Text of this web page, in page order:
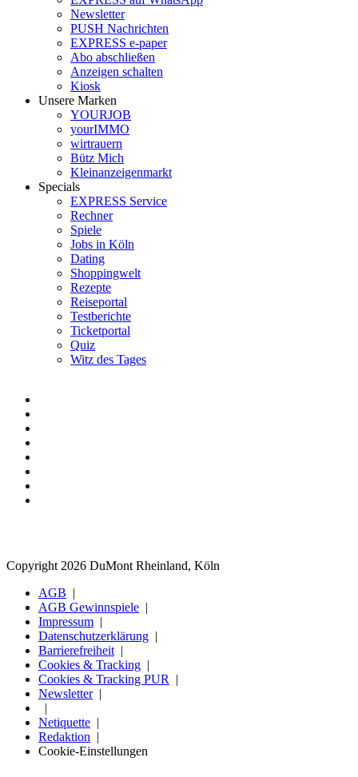
Newsletter
PUSH Nachrichten
EXPRESS e-paper
Abo abschließen
Anzeigen schalten
Kiosk
Unsere Marken
YOURJOB
yourIMMO
wirtrauern
Bütz Mich
Kleinanzeigenmarkt
Specials
EXPRESS Service
Rechner
Spiele
Jobs in Köln
Dating
Shoppingwelt
Rezepte
Reiseportal
Testberichte
Ticketportal
Quiz
Witz des Tages
Copyright 2026 DuMont Rheinland, Köln
AGB
AGB Gewinnspiele
Impressum
Datenschutzerklärung
Barrierefreiheit
Cookies & Tracking
Cookies & Tracking PUR
Newsletter
Netiquette
Redaktion
Cookie-Einstellungen